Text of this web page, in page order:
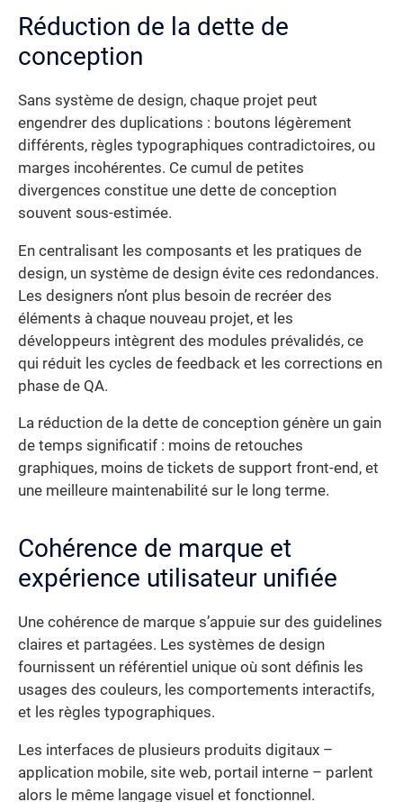
Réduction de la dette de
conception
Sans système de design, chaque projet peut
engendrer des duplications : boutons légèrement
différents, règles typographiques contradictoires, ou
marges incohérentes. Ce cumul de petites
divergences constitue une dette de conception
souvent sous-estimée.
En centralisant les composants et les pratiques de
design, un système de design évite ces redondances.
Les designers n’ont plus besoin de recréer des
éléments à chaque nouveau projet, et les
développeurs intègrent des modules prévalidés, ce
qui réduit les cycles de feedback et les corrections en
phase de QA.
La réduction de la dette de conception génère un gain
de temps significatif : moins de retouches
graphiques, moins de tickets de support front-end, et
une meilleure maintenabilité sur le long terme.
Cohérence de marque et
expérience utilisateur unifiée
Une cohérence de marque s’appuie sur des guidelines
claires et partagées. Les systèmes de design
fournissent un référentiel unique où sont définis les
usages des couleurs, les comportements interactifs,
et les règles typographiques.
Les interfaces de plusieurs produits digitaux –
application mobile, site web, portail interne – parlent
alors le même langage visuel et fonctionnel.